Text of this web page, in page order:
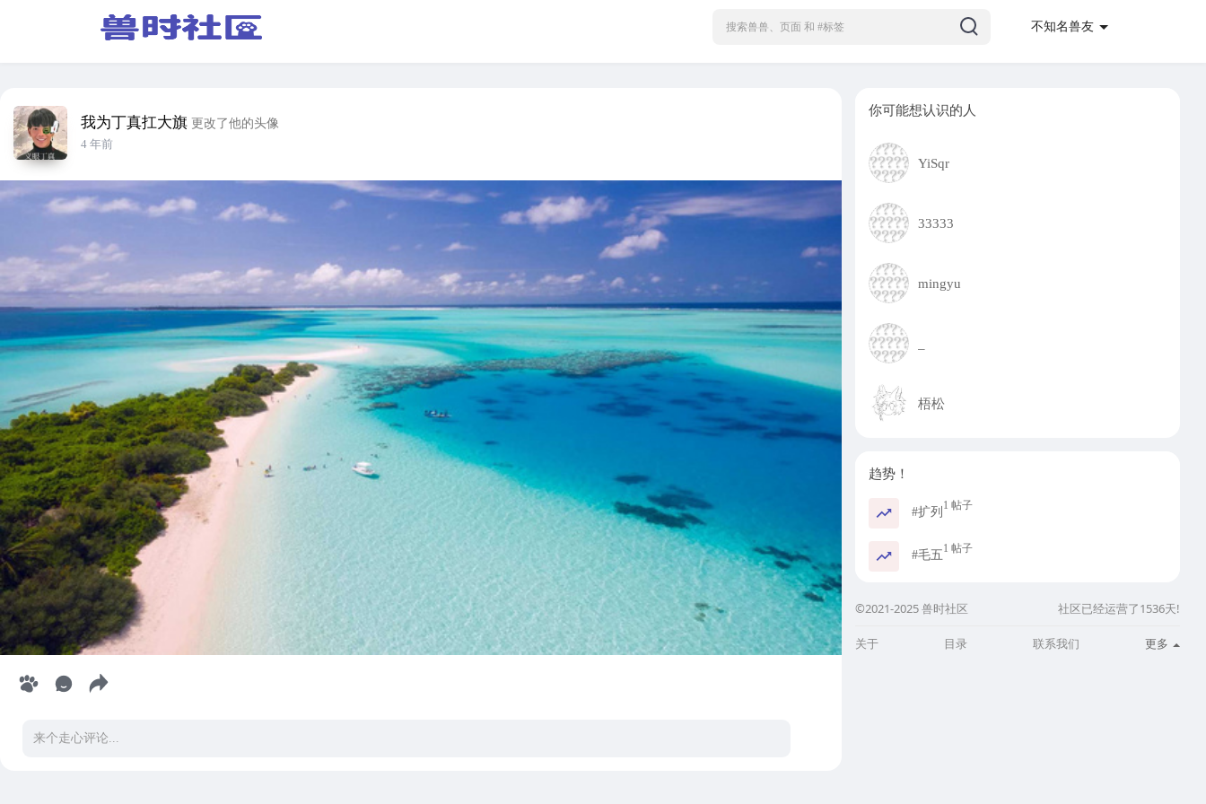
不知名兽友
我为丁真扛大旗 更改了他的头像
4 年前
你可能想认识的人
YiSqr
33333
mingyu
梧松
趋势！
#扩列
1 帖子
#毛五
1 帖子
©2021-2025 兽时社区 社区已经运营了1536天!
关于 目录 联系我们 更多